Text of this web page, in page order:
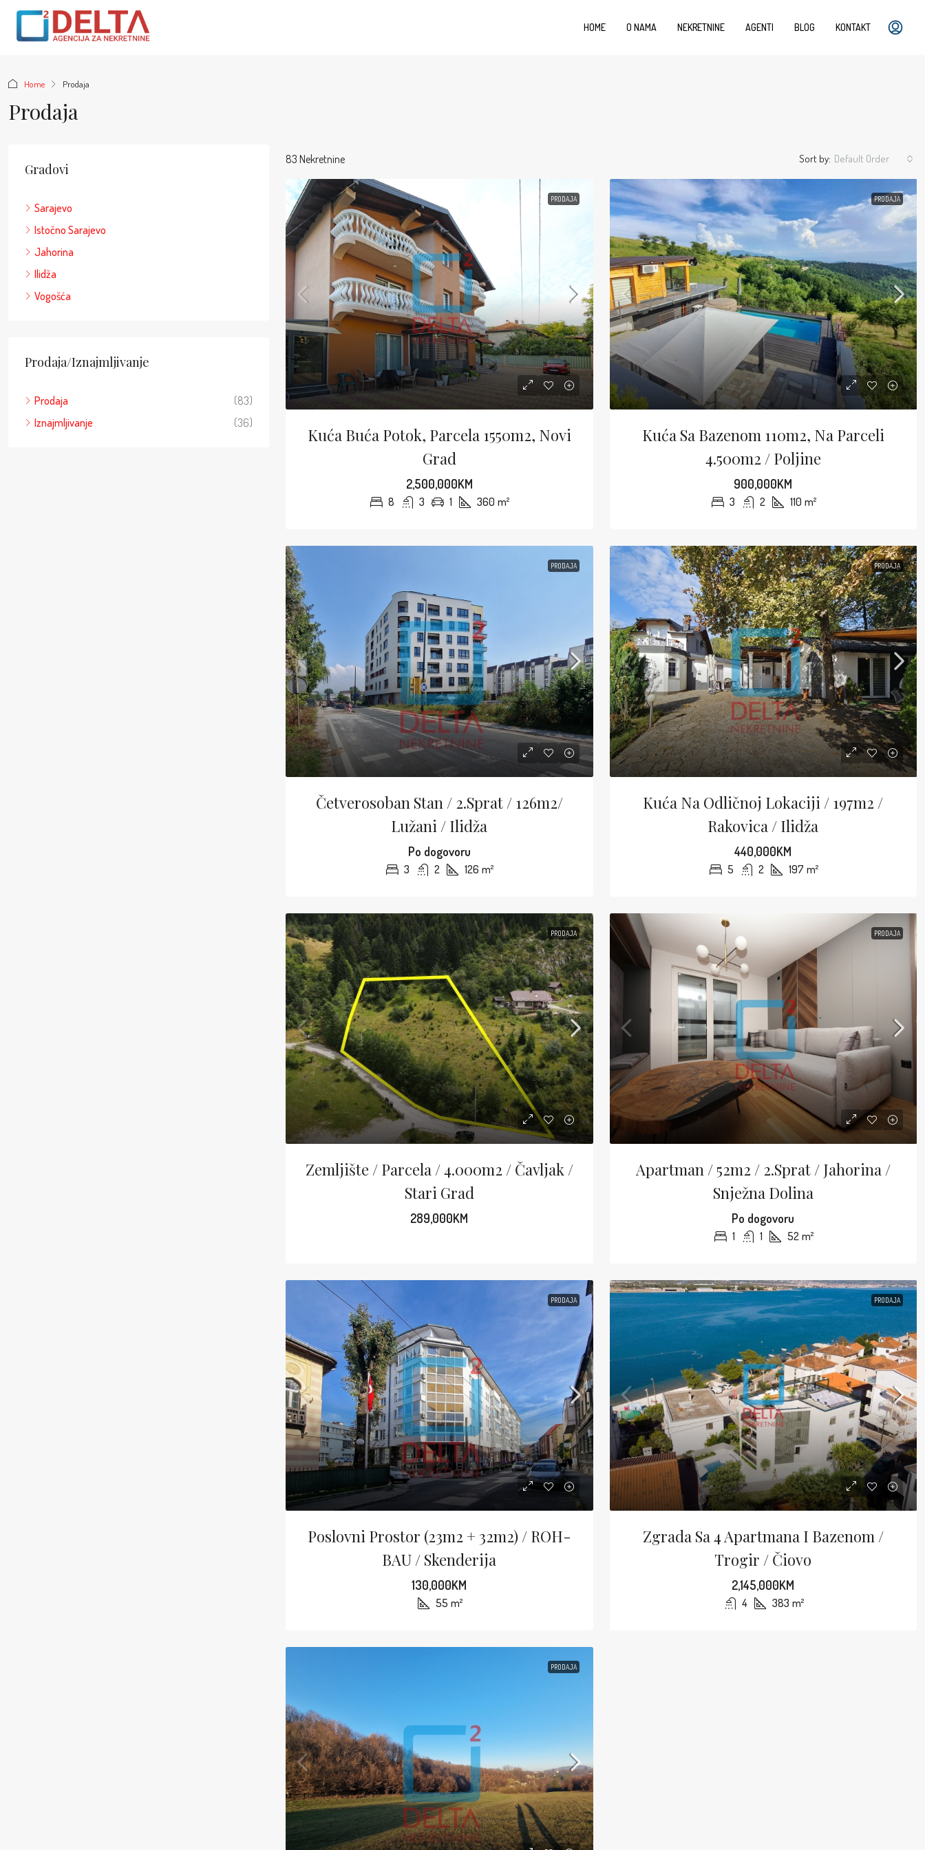
HOME O NAMA NEKRETNINE AGENTI BLOG KONTAKT
Home Prodaja
Prodaja
83 Nekretnine Sort by: Default Order
PRODAJA
Kuća Buća Potok, Parcela 1550m2, Novi
Grad
2,500,000KM
8 3 1 360 m²
PRODAJA
Kuća Sa Bazenom 110m2, Na Parceli
4.500m2 / Poljine
900,000KM
3 2 110 m²
PRODAJA
Četverosoban Stan / 2.sprat / 126m2/
Lužani / Ilidža
Po dogovoru
3 2 126 m²
PRODAJA
Kuća Na Odličnoj Lokaciji / 197m2 /
Rakovica / Ilidža
440,000KM
5 2 197 m²
PRODAJA
Zemljište / Parcela / 4.000m2 / Čavljak /
Stari Grad
289,000KM
PRODAJA
Apartman / 52m2 / 2.sprat / Jahorina /
Snježna Dolina
Po dogovoru
1 1 52 m²
PRODAJA
Poslovni Prostor (23m2 + 32m2) / ROH-
BAU / Skenderija
130,000KM
55 m²
PRODAJA
Zgrada Sa 4 Apartmana I Bazenom /
Trogir / Čiovo
2,145,000KM
4 383 m²
PRODAJA
Gradovi
Sarajevo
Istočno Sarajevo
Jahorina
Ilidža
Vogošća
Prodaja/Iznajmljivanje
Prodaja
(83)
Iznajmljivanje
(36)